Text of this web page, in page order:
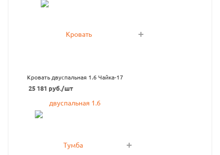
Кровать двуспальная 1.6 Чайка-17
25 181 руб./шт